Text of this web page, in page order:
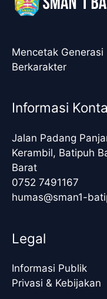
Mencetak
Berkarakter
Informasi
Jalan Padang
Kerambil, Batipuh
Barat
0752 7491167
humas@sman1-
Legal
Informasi Publik
Privasi & Kebijakan